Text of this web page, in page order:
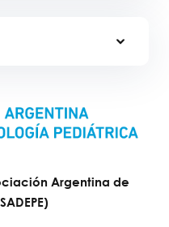
Argentina de